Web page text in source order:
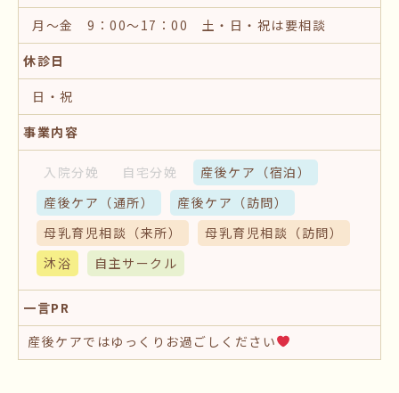
月～金 9：00～17：00 土・日・祝は要相談
休診日
日・祝
事業内容
入院分娩 自宅分娩 産後ケア （宿泊）
産後ケア （通所） 産後ケア （訪問）
母乳育児相談 （来所） 母乳育児相談 （訪問）
沐浴
自主サークル
一言PR
産後ケアではゆっくりお過ごしください